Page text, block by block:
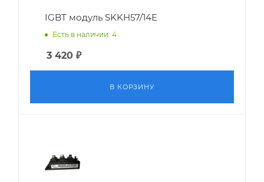
IGBT модуль SKKH57/14E
Есть в наличии: 4
3 420 ₽
В КОРЗИНУ